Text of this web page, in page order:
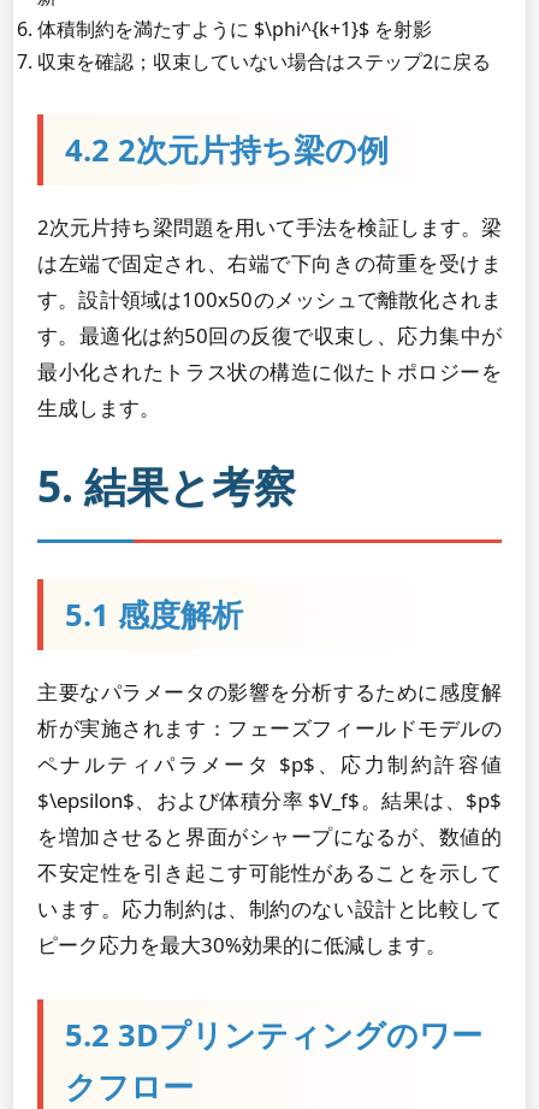
体積制約を満たすように $\phi^{k+1}$ を射影
収束を確認；収束していない場合はステップ2に戻る
4.2 2次元片持ち梁の例
2次元片持ち梁問題を用いて手法を検証します。梁
は左端で固定され、右端で下向きの荷重を受けま
す。設計領域は100x50のメッシュで離散化されま
す。最適化は約50回の反復で収束し、応力集中が
最小化されたトラス状の構造に似たトポロジーを
生成します。
5. 結果と考察
5.1 感度解析
主要なパラメータの影響を分析するために感度解
析が実施されます：フェーズフィールドモデルの
ペナルティパラメータ $p$、応力制約許容値
$\epsilon$、および体積分率 $V_f$。結果は、$p$
を増加させると界面がシャープになるが、数値的
不安定性を引き起こす可能性があることを示して
います。応力制約は、制約のない設計と比較して
ピーク応力を最大30%効果的に低減します。
5.2 3Dプリンティングのワー
クフロー